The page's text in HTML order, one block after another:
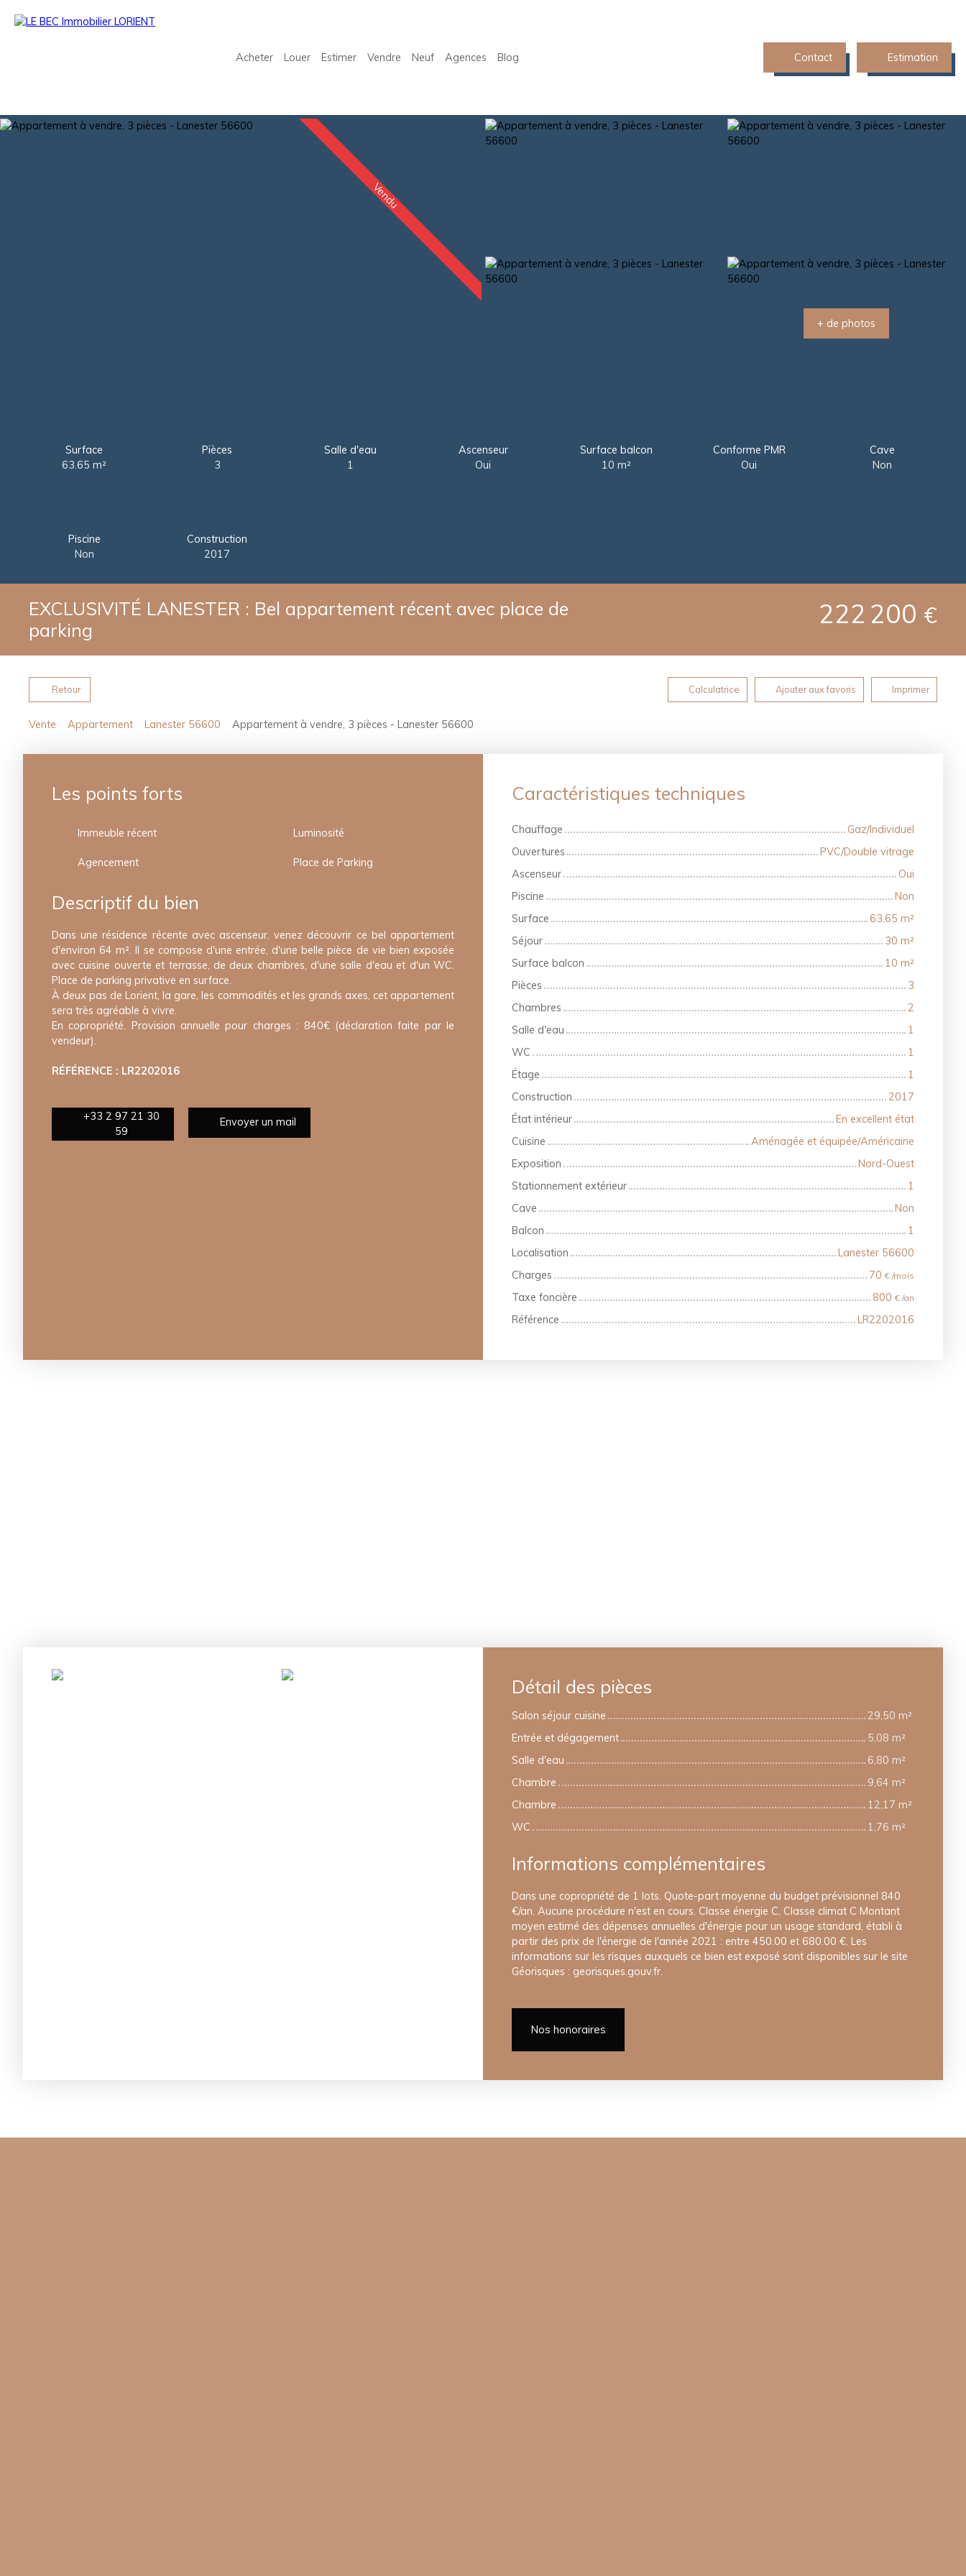
Acheter Louer Estimer Vendre Neuf Agences Blog Contact Estimation
Vendu
+ de photos
Surface
63.65 m²
Pièces
3
Salle d'eau
1
Ascenseur
Oui
Surface balcon
10 m²
Conforme PMR
Oui
Cave
Non
Piscine
Non
Construction
2017
EXCLUSIVITÉ LANESTER : Bel appartement récent avec place de
parking
222 200 €
Retour Calculatrice Ajouter aux favoris Imprimer
Vente Appartement Lanester 56600 Appartement à vendre, 3 pièces - Lanester 56600
Les points forts
Immeuble récent Luminosité
Agencement Place de Parking
Descriptif du bien
Dans une résidence récente avec ascenseur, venez découvrir ce bel appartement
d'environ 64 m². Il se compose d'une entrée, d'une belle pièce de vie bien exposée
avec cuisine ouverte et terrasse, de deux chambres, d'une salle d'eau et d'un WC.
Place de parking privative en surface.
À deux pas de Lorient, la gare, les commodités et les grands axes, cet appartement
sera très agréable à vivre.
En copropriété. Provision annuelle pour charges : 840€ (déclaration faite par le
vendeur).
RÉFÉRENCE : LR2202016
+33 2 97 21 30
59
Envoyer un mail
Caractéristiques techniques
Chauffage
Gaz/Individuel
Ouvertures
PVC/Double vitrage
Ascenseur
Oui
Piscine
Non
Surface
63.65 m²
Séjour
30 m²
Surface balcon
10 m²
Pièces
3
Chambres
2
Salle d'eau
1
WC
1
Étage
1
Construction
2017
État intérieur
En excellent état
Cuisine
Aménagée et équipée/Américaine
Exposition
Nord-Ouest
Stationnement extérieur
1
Cave
Non
Balcon
1
Localisation
Lanester 56600
Charges
70 € /mois
Taxe foncière 800 € /an
Référence LR2202016
Détail des pièces
Salon séjour cuisine
29,50 m²
Entrée et dégagement
5,08 m²
Salle d'eau
6,80 m²
Chambre
9,64 m²
Chambre
12,17 m²
WC
1,76 m²
Informations complémentaires
Dans une copropriété de 1 lots. Quote-part moyenne du budget prévisionnel 840
€/an. Aucune procédure n'est en cours. Classe énergie C, Classe climat C Montant
moyen estimé des dépenses annuelles d'énergie pour un usage standard, établi à
partir des prix de l'énergie de l'année 2021 : entre 450.00 et 680.00 €. Les
informations sur les risques auxquels ce bien est exposé sont disponibles sur le site
Géorisques : georisques.gouv.fr.
Nos honoraires